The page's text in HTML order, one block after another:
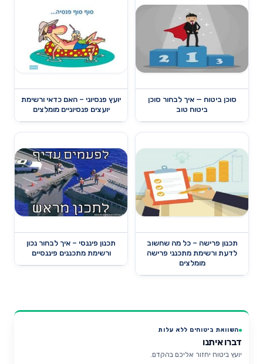
סוכן ביטוח — איך לבחור סוכן
ביטוח טוב
יועץ פנסיוני – האם כדאי ורשימת
יועצים פנסיוניים מומלצים
תכנון פרישה – כל מה שחשוב
לדעת ורשימת מתכנני פרישה
מומלצים
תכנון פיננסי – איך לבחור נכון
ורשימת מתכננים פיננסיים
השוואת ביטוחים ללא עלות
דברו איתנו
יועץ ביטוח יחזור אליכם בהקדם.